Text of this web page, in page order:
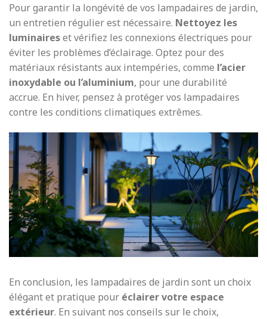
Pour garantir la longévité de vos lampadaires de jardin,
un entretien régulier est nécessaire. Nettoyez les
luminaireset vérifiez les connexions électriques pour
éviter les problèmes d’éclairage. Optez pour des
matériaux résistants aux intempéries, comme l’acier
inoxydable ou l’aluminium, pour une durabilité
accrue. En hiver, pensez à protéger vos lampadaires
contre les conditions climatiques extrêmes.
En conclusion, les lampadaires de jardin sont un choix
élégant et pratique pour éclairer votre espace
extérieur. En suivant nos conseils sur le choix,